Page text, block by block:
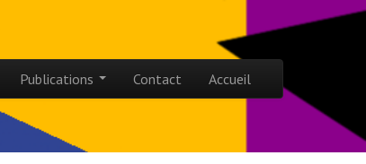
Publications Contact Accueil